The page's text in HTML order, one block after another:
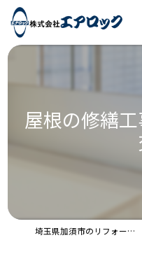
屋根の修繕
埼玉県加須市のリフォームなら株式会社エアロック